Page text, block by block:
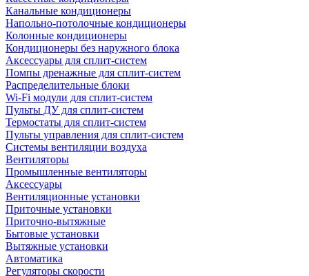
Канальные кондиционеры
Напольно-потолочные кондиционеры
Колонные кондиционеры
Кондиционеры без наружного блока
Аксессуары для сплит-систем
Помпы дренажные для сплит-систем
Распределительные блоки
Wi-Fi модули для сплит-систем
Пульты ДУ для сплит-систем
Термостаты для сплит-систем
Пульты управления для сплит-систем
Системы вентиляции воздуха
Вентиляторы
Промышленные вентиляторы
Аксессуары
Вентиляционные установки
Приточные установки
Приточно-вытяжные
Бытовые установки
Вытяжные установки
Автоматика
Регуляторы скорости